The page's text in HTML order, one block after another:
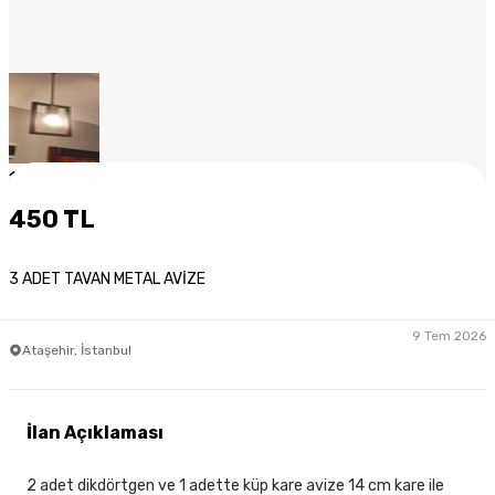
1
450 TL
3 ADET TAVAN METAL AVİZE
Ataşehir, İstanbul
9 Tem 2026
İlan Açıklaması
2 adet dikdörtgen ve 1 adette küp kare avize 14 cm kare ile